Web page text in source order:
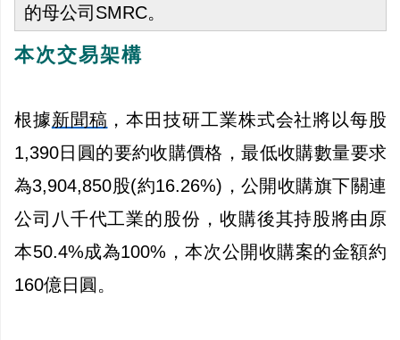
的母公司SMRC。
本次交易架構
根據新聞稿 ，本田技研工業株式会社將以每股
1,390日圓的要約收購價格，最低收購數量要求
為3,904,850股(約16.26%)，公開收購旗下關連
公司八千代工業的股份，收購後其持股將由原
本50.4%成為100%，本次公開收購案的金額約
160億日圓。